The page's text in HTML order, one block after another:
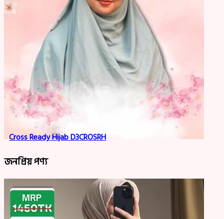
Cross Ready Hijab D3CROSRH
জনপ্রিয় পণ্য